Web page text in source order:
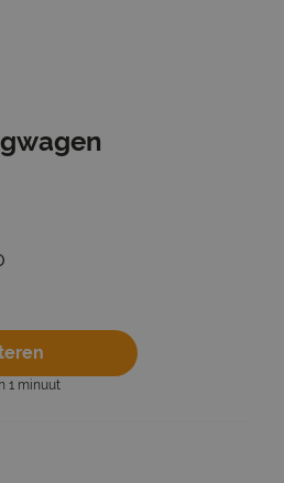
Ga terug naar vacatures
1 minuut